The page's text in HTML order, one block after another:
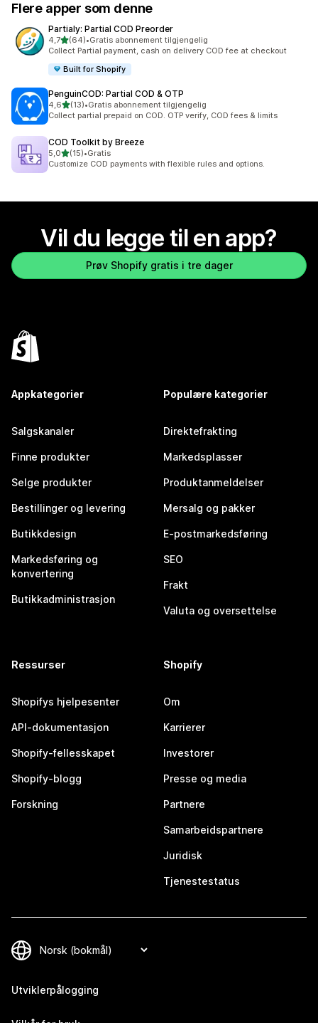
Flere apper som denne
Partialy: Partial COD Preorder
4,7av 5 stjerner
(64)
Totalt 64 omtaler
•Gratis abonnement tilgjengelig
Collect Partial payment, cash on delivery COD fee at checkout
Built for Shopify
PenguinCOD: Partial COD & OTP
4,6av 5 stjerner
(13)
Totalt 13 omtaler
•Gratis abonnement tilgjengelig
Collect partial prepaid on COD. OTP verify, COD fees & limits
COD Toolkit by Breeze
5,0av 5 stjerner
(15)
Totalt 15 omtaler
•Gratis
Customize COD payments with flexible rules and options.
Vil du legge til en app?
Prøv Shopify gratis i tre dager
Appkategorier
Salgskanaler
Finne produkter
Selge produkter
Bestillinger og levering
Butikkdesign
Markedsføring og
konvertering
Butikkadministrasjon
Populære kategorier
Direktefrakting
Markedsplasser
Produktanmeldelser
Mersalg og pakker
E-postmarkedsføring
SEO
Frakt
Valuta og oversettelse
Ressurser
Shopifys hjelpesenter
API-dokumentasjon
Shopify-fellesskapet
Shopify-blogg
Forskning
Shopify
Om
Karrierer
Investorer
Presse og media
Partnere
Samarbeidspartnere
Juridisk
Tjenestestatus
Utviklerpålogging